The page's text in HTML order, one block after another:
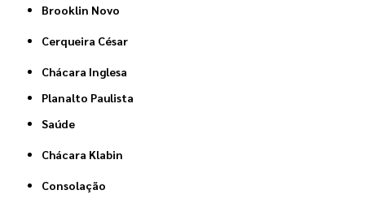
Brooklin Novo
Cerqueira César
Chácara Inglesa
Planalto Paulista
Saúde
Chácara Klabin
Consolação